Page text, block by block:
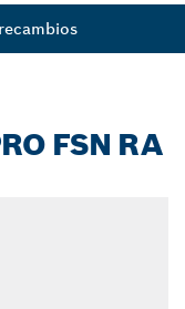
FSN RA